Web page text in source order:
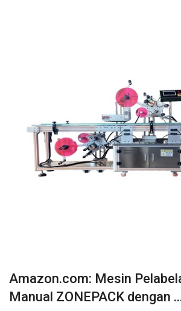
Amazon.com: Mesin
Manual ZONEPACK dengan